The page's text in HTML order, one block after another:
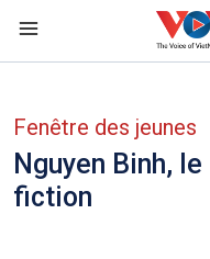
Fenêtre des jeunes
Nguyen Binh,
fiction